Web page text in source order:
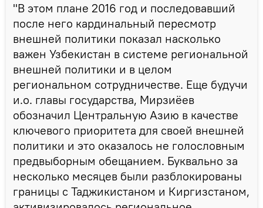
"В этом плане 2016 год и последовавший
после него кардинальный пересмотр
внешней политики показал насколько
важен Узбекистан в системе региональной
внешней политики и в целом
региональном сотрудничестве. Еще будучи
и.о. главы государства, Мирзиёев
обозначил Центральную Азию в качестве
ключевого приоритета для своей внешней
политики и это оказалось не голословным
предвыборным обещанием. Буквально за
несколько месяцев были разблокированы
границы с Таджикистаном и Киргизстаном,